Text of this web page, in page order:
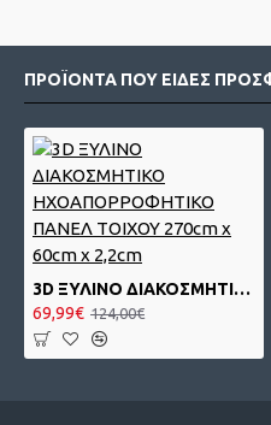
ΠΡΟΪΌΝΤΑ ΠΟΥ ΕΊΔΕΣ
3D ΞΥΛΙΝΟ ΔΙΑΚΟΣΜΗΤΙΚΟ ΗΧΟΑΠΟΡΡΟΦΗΤΙΚΟ ΠΑΝΕΛ ΤΟΙΧΟΥ 270cm x 60cm x 2,2cm
69,99€ 124,00€